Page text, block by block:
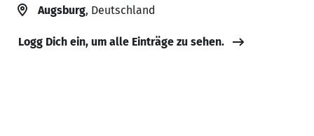
Augsburg, Deutschland
Logg Dich ein, um alle Einträge zu sehen.